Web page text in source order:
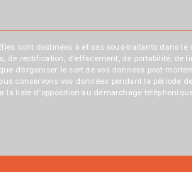
sont destinées à et ses sous-traitants dans le
de rectification, d’effacement, de portabilité, de
d’organiser le sort de vos données post-
conservons vos données pendant la période
liste d'opposition au démarchage